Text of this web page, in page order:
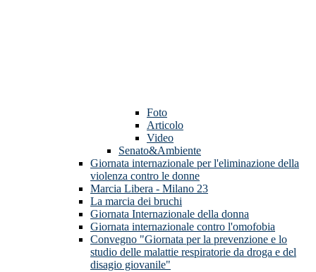
Foto
Articolo
Video
Senato&Ambiente
Giornata internazionale per l'eliminazione della
violenza contro le donne
Marcia Libera - Milano 23
La marcia dei bruchi
Giornata Internazionale della donna
Giornata internazionale contro l'omofobia
Convegno "Giornata per la prevenzione e lo
studio delle malattie respiratorie da droga e del
disagio giovanile"